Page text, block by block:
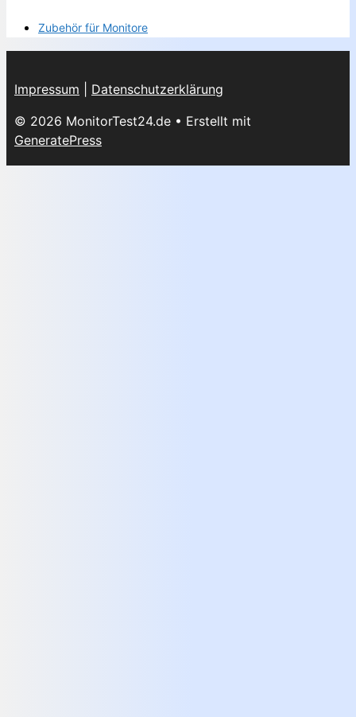
Zubehör für Monitore
Impressum
Datenschutzerklärung
© 2026 MonitorTest24.de • Erstellt mit
GeneratePress